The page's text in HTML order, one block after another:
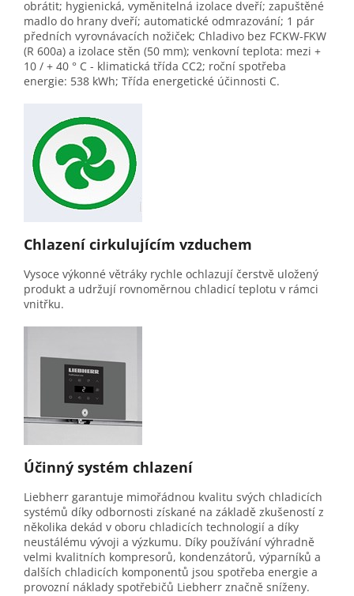
obrátit; hygienická, vyměnitelná izolace dveří; zapuštěné
madlo do hrany dveří; automatické odmrazování; 1 pár
předních vyrovnávacích nožiček; Chladivo bez FCKW-FKW
(R 600a) a izolace stěn (50 mm); venkovní teplota: mezi +
10 / + 40 ° C - klimatická třída CC2; roční spotřeba
energie: 538 kWh; Třída energetické účinnosti C.
Chlazení cirkulujícím vzduchem
Vysoce výkonné větráky rychle ochlazují čerstvě uložený
produkt a udržují rovnoměrnou chladicí teplotu v rámci
vnitřku.
Účinný systém chlazení
Liebherr garantuje mimořádnou kvalitu svých chladicích
systémů díky odbornosti získané na základě zkušeností z
několika dekád v oboru chladicích technologií a díky
neustálému vývoji a výzkumu. Díky používání výhradně
velmi kvalitních kompresorů, kondenzátorů, výparníků a
dalších chladicích komponentů jsou spotřeba energie a
provozní náklady spotřebičů Liebherr značně sníženy.